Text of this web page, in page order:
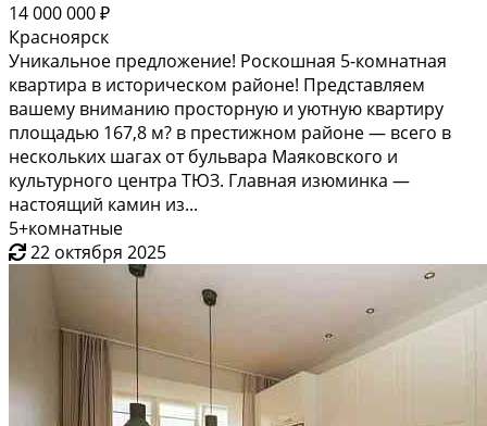
14 000 000 ₽
Красноярск
Уникальное предложение! Роскошная 5-комнатная
квартира в историческом районе! Представляем
вашему вниманию просторную и уютную квартиру
площадью 167,8 м? в престижном районе — всего в
нескольких шагах от бульвара Маяковского и
культурного центра ТЮЗ. Главная изюминка —
настоящий камин из...
5+комнатные
22 октября 2025